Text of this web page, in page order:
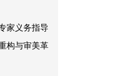
家义务指导
构与审美革